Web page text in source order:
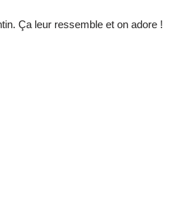
Ça leur ressemble et on adore !